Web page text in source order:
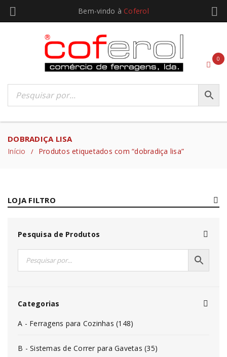
Bem-vindo à Coferol
0
DOBRADIÇA LISA
Início / Produtos etiquetados com “dobradiça lisa”
LOJA FILTRO
Pesquisa de Produtos
Categorias
A - Ferragens para Cozinhas (148)
B - Sistemas de Correr para Gavetas (35)